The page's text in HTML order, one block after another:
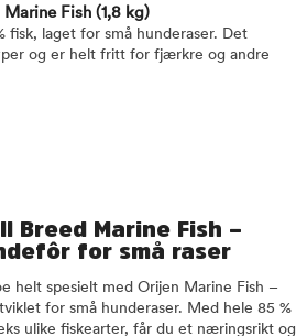
Marine Fish (1,8 kg)
fisk, laget for små hunderaser. Det
og er helt fritt for fjærkre og andre
Breed Marine Fish –
for små raser
helt spesielt med Orijen Marine Fish –
for små hunderaser. Med hele 85 %
ulike fiskearter, får du et næringsrikt og